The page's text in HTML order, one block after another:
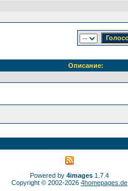
Описание:
Powered by 4images 1.7.4
Copyright © 2002-2026 4homepages.de